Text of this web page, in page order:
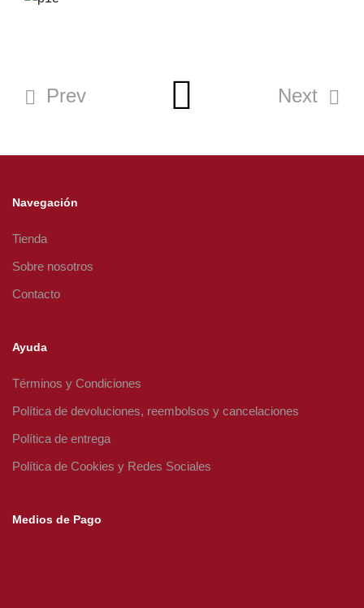
Prev Next
Navegación
Tienda
Sobre nosotros
Contacto
Ayuda
Términos y Condiciones
Política de devoluciones, reembolsos y cancelaciones
Política de entrega
Política de Cookies y Redes Sociales
Medios de Pago